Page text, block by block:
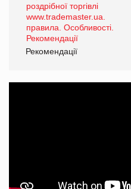
Рекомендації